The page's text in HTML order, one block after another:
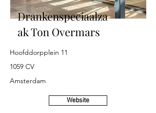
Drankenspeciaalza
ak Ton Overmars
Hoofddorpplein 11
1059 CV
Amsterdam
Website